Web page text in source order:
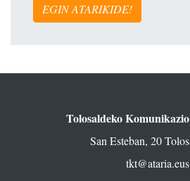
EGIN ATARIKIDE!
Tolosaldeko
San Esteban, 20
tkt@ataria.eus